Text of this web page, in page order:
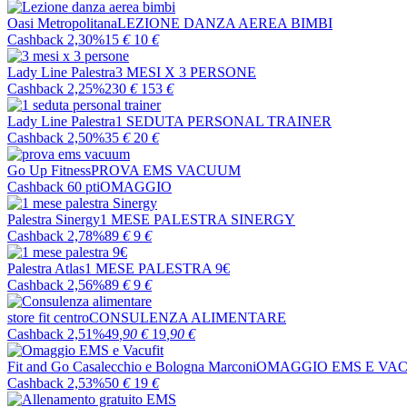
Oasi MetropolitanaLEZIONE DANZA AEREA BIMBI
Cashback 2,30%15 € 10 €
Lady Line Palestra3 MESI X 3 PERSONE
Cashback 2,25%230 € 153 €
Lady Line Palestra1 SEDUTA PERSONAL TRAINER
Cashback 2,50%35 € 20 €
Go Up FitnessPROVA EMS VACUUM
Cashback 60 ptiOMAGGIO
Palestra Sinergy1 MESE PALESTRA SINERGY
Cashback 2,78%89 € 9 €
Palestra Atlas1 MESE PALESTRA 9€
Cashback 2,56%89 € 9 €
store fit centroCONSULENZA ALIMENTARE
Cashback 2,51%49 ,90 € 19 ,90 €
Fit and Go Casalecchio e Bologna MarconiOMAGGIO EMS E
Cashback 2,53%50 € 19 €